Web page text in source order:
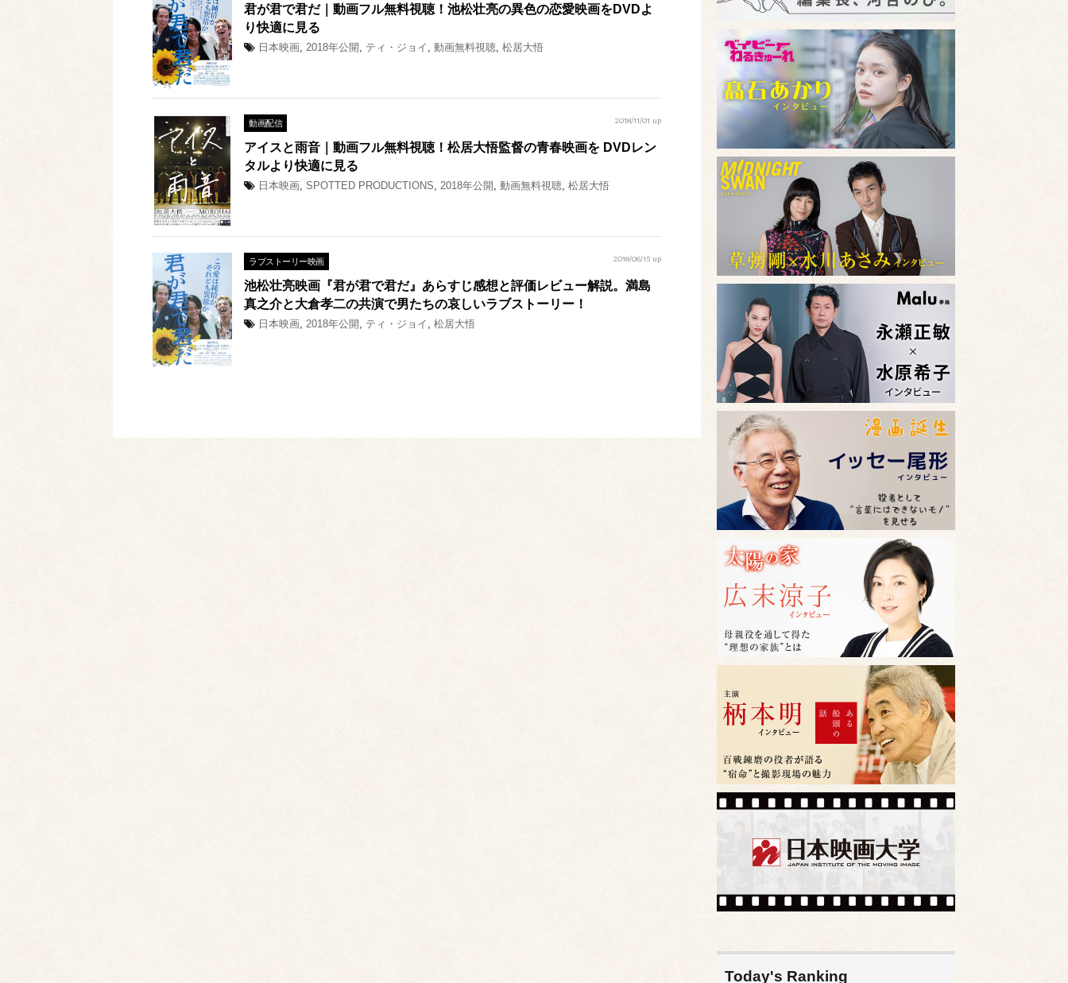
君が君で君だ｜動画フル無料視聴！池松壮亮の異色の恋愛映画をDVDよ
り快適に見る
日本映画, 2018年公開 , ティ・ジョイ , 動画無料視聴, 松居大悟
動画配信 2018/11/01 up
アイスと雨音｜動画フル無料視聴！松居大悟監督の青春映画を DVDレン
タルより快適に見る
日本映画, SPOTTED PRODUCTIONS, 2018年公開 , 動画無料視聴, 松居大悟
ラブストーリー映画 2018/06/15 up
池松壮亮映画『君が君で君だ』あらすじ感想と評価レビュー解説。満島
真之介と大倉孝二の共演で男たちの哀しいラブストーリー！
日本映画, 2018年公開 , ティ・ジョイ , 松居大悟
Today's Ranking